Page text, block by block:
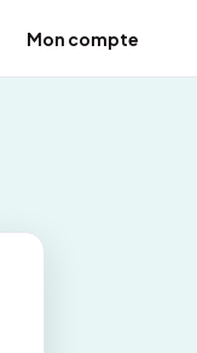
Mon compte